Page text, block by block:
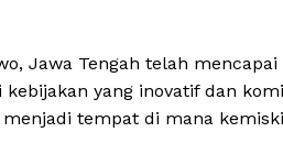
Jawa Tengah telah
yang inovatif dan
tempat di mana